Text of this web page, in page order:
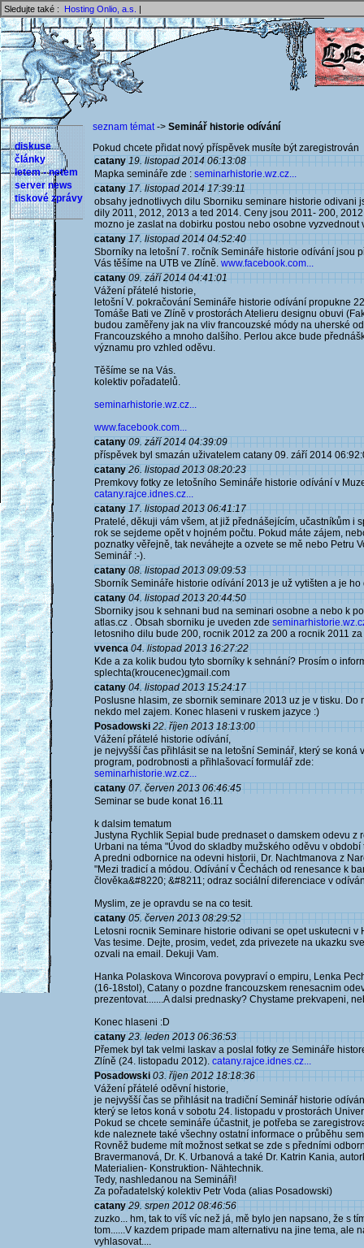
Sledujte také : Hosting Onlio, a.s. |
diskuse
články
letem - netem
server news
tiskové zprávy
seznam témat-> Seminář historie odívání
Pokud chcete přidat nový příspěvek musíte být
catany 19. listopad 2014 06:13:08
Mapka semináře zde : seminarhistorie.wz.cz...
catany 17. listopad 2014 17:39:11
obsahy jednotlivych dilu Sborniku seminare historie odivani
dily 2011, 2012, 2013 a ted 2014. Ceny jsou 2011- 200,
mozno je zaslat na dobirku postou nebo osobne vyzvednout
catany 17. listopad 2014 04:52:40
Sborníky na letošní 7. ročník Semináře historie odívání jsou
Vás těšíme na UTB ve Zlíně. www.facebook.com...
catany 09. září 2014 04:41:01
Vážení přátelé historie,
letošní V. pokračování Semináře historie odívání propukne
Tomáše Bati ve Zlíně v prostorách Atelieru designu obuvi
budou zaměřeny jak na vliv francouzské módy na uherské
Francouzského a mnoho dalšího. Perlou akce bude
významu pro vzhled oděvu.
Těšíme se na Vás.
kolektiv pořadatelů.
seminarhistorie.wz.cz...
www.facebook.com...
catany 09. září 2014 04:39:09
příspěvek byl smazán uživatelem catany 09. září 2014
catany 26. listopad 2013 08:20:23
Premkovy fotky ze letošního Semináře historie odívání v
catany.rajce.idnes.cz...
catany 17. listopad 2013 06:41:17
Pratelé, děkuji vám všem, at již přednášejícím, učastníkům i
rok se sejdeme opět v hojném počtu. Pokud máte zájem,
poznatky věřejně, tak neváhejte a ozvete se mě nebo Petru
Seminář :-).
catany 08. listopad 2013 09:09:53
Sborník Semináře historie odívání 2013 je už vytišten a je ho
catany 04. listopad 2013 20:44:50
Sborniky jsou k sehnani bud na seminari osobne a nebo k
atlas.cz . Obsah sborniku je uveden zde
letosniho dilu bude 200, rocnik 2012 za 200 a rocnik 2011
vvenca 04. listopad 2013 16:27:22
Kde a za kolik budou tyto sborníky k sehnání? Prosím o
splechta(kroucenec)gmail.com
catany 04. listopad 2013 15:24:17
Poslusne hlasim, ze sbornik seminare 2013 uz je v tisku.
nekdo mel zajem. Konec hlaseni v ruskem jazyce :)
Posadowski 22. říjen 2013 18:13:00
Vážení přátelé historie odívání,
je nejvyšší čas přihlásit se na letošní Seminář, který se
program, podrobnosti a přihlašovací formulář zde:
seminarhistorie.wz.cz...
catany 07. červen 2013 06:46:45
Seminar se bude konat 16.11
k dalsim tematum
Justyna Rychlik Sepial bude prednaset o damskem odevu
Urbani na téma "Úvod do skladby mužského oděvu v období
A predni odbornice na odevni historii, Dr. Nachtmanova z
"Mezi tradicí a módou. Odívání v Čechách od renesance k
člověka&#8220; &#8211; odraz sociální diferenciace v
Myslim, ze je opravdu se na co tesit.
catany 05. červen 2013 08:29:52
Letosni rocnik Seminare historie odivani se opet uskutecni
Vas tesime. Dejte, prosim, vedet, zda privezete na ukazku
ozvali na email. Dekuji Vam.
Hanka Polaskova Wincorova povypraví o empiru, Lenka
(16-18stol), Catany o pozdne francouzskem renesacnim
prezentovat.......A dalsi prednasky? Chystame prekvapeni,
Konec hlaseni :D
catany 23. leden 2013 06:36:53
Přemek byl tak velmi laskav a poslal fotky ze Semináře
Zlíně (24. listopadu 2012). catany.rajce.idnes.cz...
Posadowski 03. říjen 2012 18:18:36
Vážení přátelé oděvní historie,
je nejvyšší čas se přihlásit na tradiční Seminář historie
který se letos koná v sobotu 24. listopadu v prostorách
Pokud se chcete semináře účastnit, je potřeba se
kde naleznete také všechny ostatní informace o průběhu
Rovněž budeme mít možnost setkat se zde s předními
Bravermanová, Dr. K. Urbanová a také Dr. Katrin Kania,
Materialien- Konstruktion- Nähtechnik.
Tedy, nashledanou na Semináři!
Za pořadatelský kolektiv Petr Voda (alias Posadowski)
catany 29. srpen 2012 08:46:56
zuzko... hm, tak to víš víc než já, mě bylo jen napsano, že s
tom......V kazdem pripade mam alternativu na jine tema, ale
vyhlasovat....